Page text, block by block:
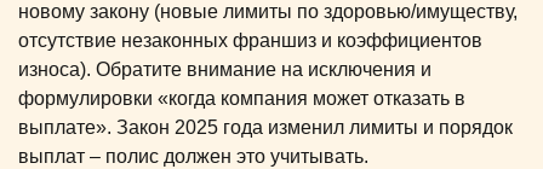
новому закону (новые лимиты по здоровью/имуществу,
отсутствие незаконных франшиз и коэффициентов
износа). Обратите внимание на исключения и
формулировки «когда компания может отказать в
выплате». Закон 2025 года изменил лимиты и порядок
выплат – полис должен это учитывать.